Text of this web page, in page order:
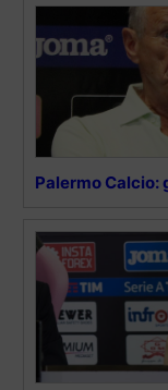
Palermo Calcio: